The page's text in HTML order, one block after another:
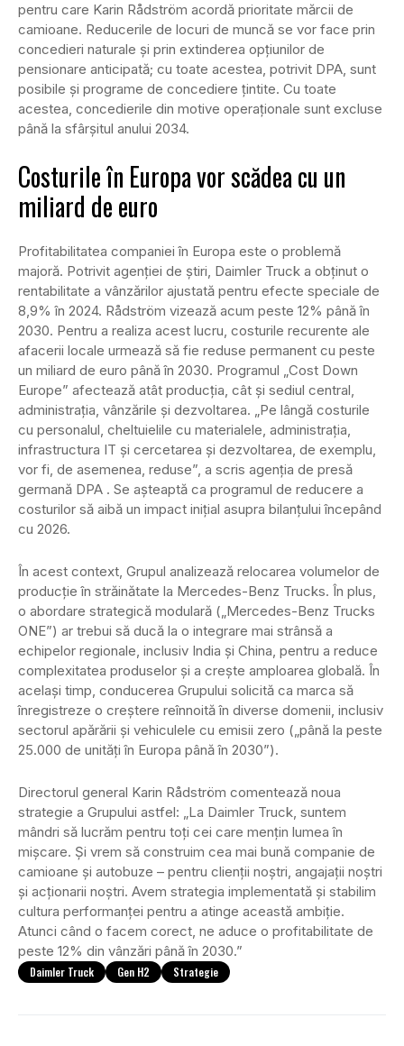
pentru care Karin Rådström acordă prioritate mărcii de
camioane. Reducerile de locuri de muncă se vor face prin
concedieri naturale și prin extinderea opțiunilor de
pensionare anticipată; cu toate acestea, potrivit DPA, sunt
posibile și programe de concediere țintite. Cu toate
acestea, concedierile din motive operaționale sunt excluse
până la sfârșitul anului 2034.
Costurile în Europa vor scădea cu un
miliard de euro
Profitabilitatea companiei în Europa este o problemă
majoră. Potrivit agenției de știri, Daimler Truck a obținut o
rentabilitate a vânzărilor ajustată pentru efecte speciale de
8,9% în 2024. Rådström vizează acum peste 12% până în
2030. Pentru a realiza acest lucru, costurile recurente ale
afacerii locale urmează să fie reduse permanent cu peste
un miliard de euro până în 2030. Programul „Cost Down
Europe” afectează atât producția, cât și sediul central,
administrația, vânzările și dezvoltarea. „Pe lângă costurile
cu personalul, cheltuielile cu materialele, administrația,
infrastructura IT și cercetarea și dezvoltarea, de exemplu,
vor fi, de asemenea, reduse”, a scris agenția de presă
germană DPA . Se așteaptă ca programul de reducere a
costurilor să aibă un impact inițial asupra bilanțului începând
cu 2026.
În acest context, Grupul analizează relocarea volumelor de
producție în străinătate la Mercedes-Benz Trucks. În plus,
o abordare strategică modulară („Mercedes-Benz Trucks
ONE”) ar trebui să ducă la o integrare mai strânsă a
echipelor regionale, inclusiv India și China, pentru a reduce
complexitatea produselor și a crește amploarea globală. În
același timp, conducerea Grupului solicită ca marca să
înregistreze o creștere reînnoită în diverse domenii, inclusiv
sectorul apărării și vehiculele cu emisii zero („până la peste
25.000 de unități în Europa până în 2030”).
Directorul general Karin Rådström comentează noua
strategie a Grupului astfel: „La Daimler Truck, suntem
mândri să lucrăm pentru toți cei care mențin lumea în
mișcare. Și vrem să construim cea mai bună companie de
camioane și autobuze – pentru clienții noștri, angajații noștri
și acționarii noștri. Avem strategia implementată și stabilim
cultura performanței pentru a atinge această ambiție.
Atunci când o facem corect, ne aduce o profitabilitate de
peste 12% din vânzări până în 2030.”
Daimler Truck Gen H2 Strategie